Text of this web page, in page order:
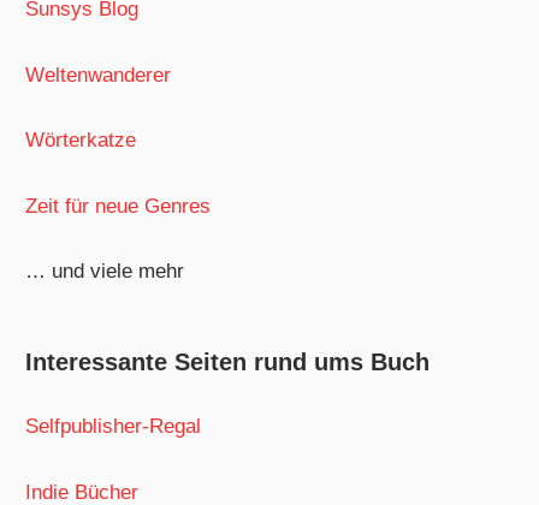
Sunsys Blog
Weltenwanderer
Wörterkatze
Zeit für neue Genres
… und viele mehr
Interessante Seiten rund ums Buch
Selfpublisher-Regal
Indie Bücher